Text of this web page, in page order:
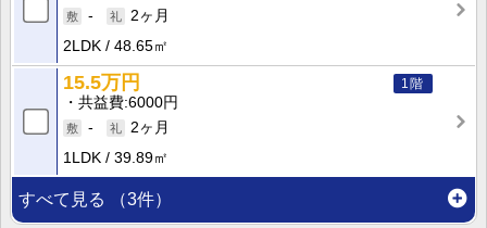
-
2ヶ月
2LDK
48.65㎡
1階
15.5万円
共益費 6000円
-
2ヶ月
1LDK
39.89㎡
すべて見る （3件）